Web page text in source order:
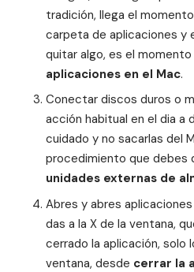
tradición, llega el
carpeta de aplicaciones y
quitar algo, es el momento
aplicaciones en el Mac.
Conectar discos duros o
acción habitual en el dia a
cuidado y no sacarlas del
procedimiento que debes
unidades externas de
Abres y abres
das a la X de la ventana,
cerrado la aplicación, solo
ventana, desde cerrar la